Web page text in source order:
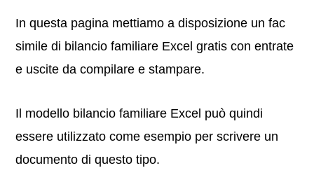
In questa pagina mettiamo a disposizione un fac
simile di bilancio familiare Excel gratis con entrate
e uscite da compilare e stampare.
Il modello bilancio familiare Excel può quindi
essere utilizzato come esempio per scrivere un
documento di questo tipo.